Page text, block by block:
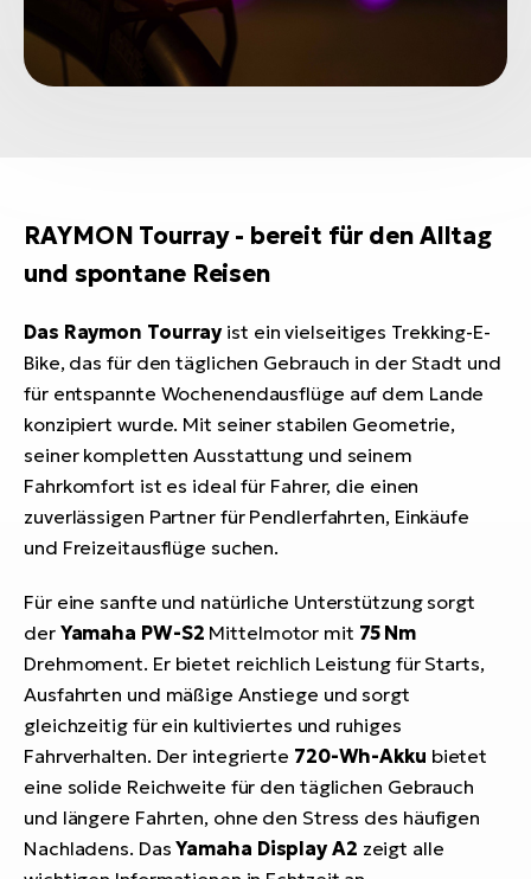
RAYMON Tourray - bereit für den Alltag
und spontane Reisen
Das Raymon Tourrayist ein vielseitiges Trekking-E-
Bike, das für den täglichen Gebrauch in der Stadt und
für entspannte Wochenendausflüge auf dem Lande
konzipiert wurde. Mit seiner stabilen Geometrie,
seiner kompletten Ausstattung und seinem
Fahrkomfort ist es ideal für Fahrer, die einen
zuverlässigen Partner für Pendlerfahrten, Einkäufe
und Freizeitausflüge suchen.
Für eine sanfte und natürliche Unterstützung sorgt
der Yamaha PW-S2 Mittelmotor mit 75 Nm
Drehmoment. Er bietet reichlich Leistung für Starts,
Ausfahrten und mäßige Anstiege und sorgt
gleichzeitig für ein kultiviertes und ruhiges
Fahrverhalten. Der integrierte 720-Wh-Akku bietet
eine solide Reichweite für den täglichen Gebrauch
und längere Fahrten, ohne den Stress des häufigen
Nachladens. DasYamaha Display A2 zeigt alle